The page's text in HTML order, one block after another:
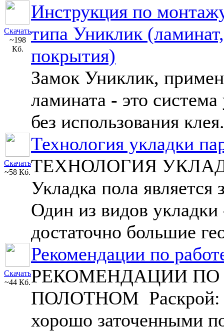
Скачать
~198
Кб.
Инструкция по
типа Униклик
покрытия)
Замок Униклик,
ламината - это
без использования
Скачать
~58 Кб.
Технология укладки
ТЕХНОЛОГИЯ
Укладка пола
Один из видов
достаточно большие
Скачать
~44 Кб.
Рекомендации по
РЕКОМЕНДАЦИИ ПО
ПОЛОТНОМ Раскрой:
хорошо заточенными